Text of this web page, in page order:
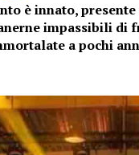
è innato,
impassibili di
a pochi